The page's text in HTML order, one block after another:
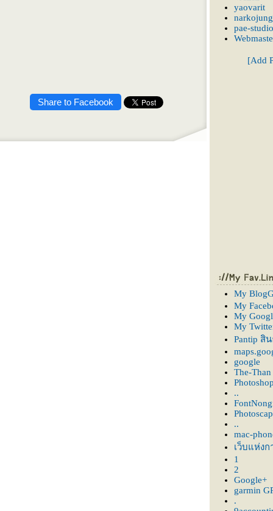
Share to Facebook
yaovarit
narkojung
pae-studio
[Add
My
My
My
My
Pantip สิ
google
The-Than
..
..
mac-
เว็บแห่ง
1
2
Google+
garmin
.